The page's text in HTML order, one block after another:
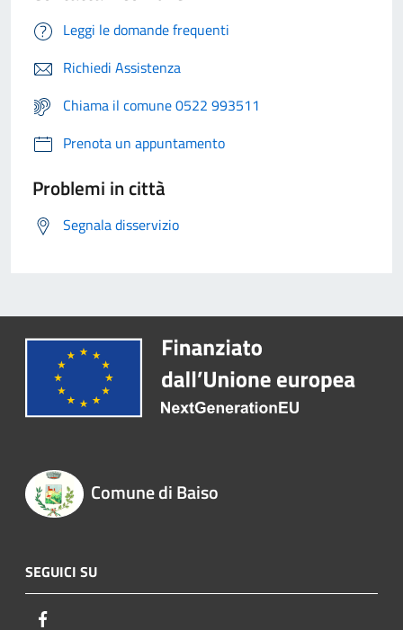
Leggi le domande frequenti
Richiedi Assistenza
Chiama il comune 0522 993511
Prenota un appuntamento
Problemi in città
Segnala disservizio
Comune di Baiso
SEGUICI SU